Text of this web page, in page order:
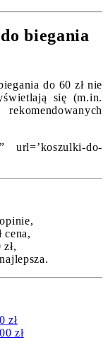
biegania
do 60 zł nie
się (m.in.
url=’koszulki-do-
cena,
zł
zł